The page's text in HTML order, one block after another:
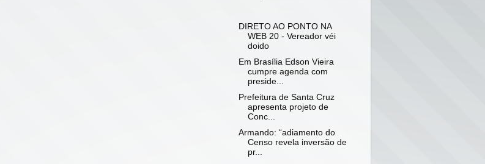
DIRETO AO PONTO NA
WEB 20 - Vereador véi
doido
Em Brasília Edson Vieira
cumpre agenda com
preside...
Prefeitura de Santa Cruz
apresenta projeto de
Conc...
Armando: “adiamento do
Censo revela inversão de
pr...